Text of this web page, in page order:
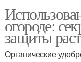
огороде:
защиты
Органические